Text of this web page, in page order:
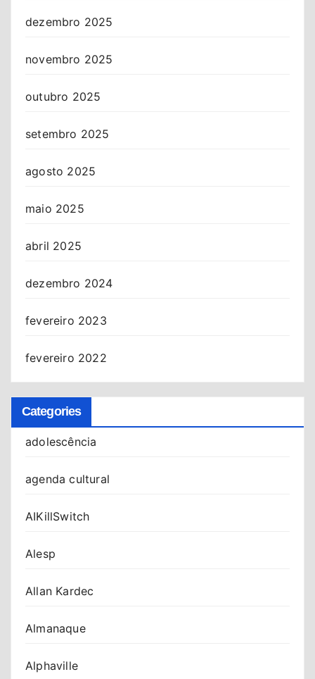
dezembro 2025
novembro 2025
outubro 2025
setembro 2025
agosto 2025
maio 2025
abril 2025
dezembro 2024
fevereiro 2023
fevereiro 2022
Categories
adolescência
agenda cultural
AIKillSwitch
Alesp
Allan Kardec
Almanaque
Alphaville